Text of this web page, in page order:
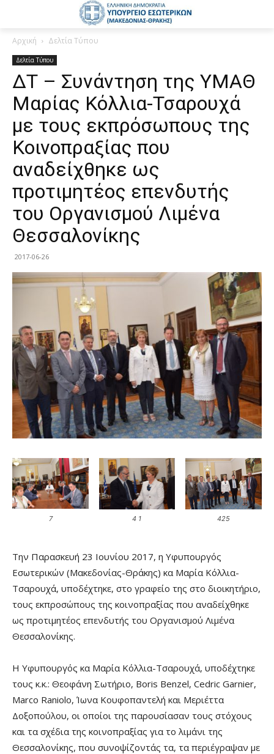
Αρχική Δελτία Τύπου
Δελτία Τύπου
ΔΤ – Συνάντηση της ΥΜΑΘ
Μαρίας Κόλλια-Τσαρουχά
με τους εκπρόσωπους της
Κοινοπραξίας που
αναδείχθηκε ως
προτιμητέος επενδυτής
του Οργανισμού Λιμένα
Θεσσαλονίκης
2017-06-26
7 4 1 425
Την Παρασκευή 23 Ιουνίου 2017, η Υφυπουργός
Εσωτερικών (Μακεδονίας-Θράκης) κα Μαρία Κόλλια-
Τσαρουχά, υποδέχτηκε, στο γραφείο της στο διοικητήριο,
τους εκπροσώπους της κοινοπραξίας που αναδείχθηκε
ως προτιμητέος επενδυτής του Οργανισμού Λιμένα
Θεσσαλονίκης.
Η Υφυπουργός κα Μαρία Κόλλια-Τσαρουχά, υποδέχτηκε
τους κ.κ.: Θεοφάνη Σωτήριο, Boris Benzel, Cedric Garnier,
Marco Raniolo, Ίωνα Κουφοπαντελή και Μεριέττα
Δοξοπούλου, οι οποίοι της παρουσίασαν τους στόχους
και τα σχέδια της κοινοπραξίας για το λιμάνι της
Θεσσαλονίκης, που συνοψίζοντάς τα, τα περιέγραψαν με